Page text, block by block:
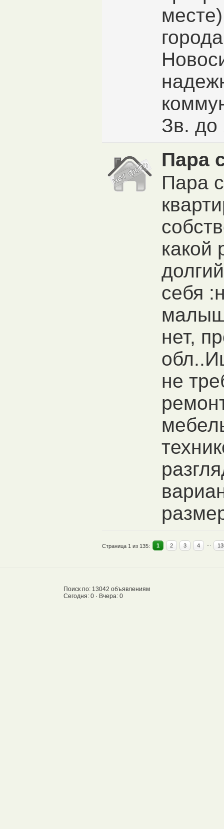
города
Зв. до
Пара
Пара
какой
себя
нет,
не
Страница 1 из 135: 1 2 3 4
Поиск по: 13042 объявлениям
Сегодня: 0 · Вчера: 0